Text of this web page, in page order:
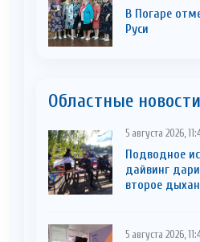
В Погаре
Руси
Областные новости
5 августа 2026,
Подводное
дайвинг
второе
5 августа 2026,